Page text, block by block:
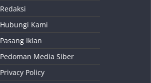
Redaksi
Hubungi Kami
Pasang Iklan
Pedoman Media Siber
Privacy Policy